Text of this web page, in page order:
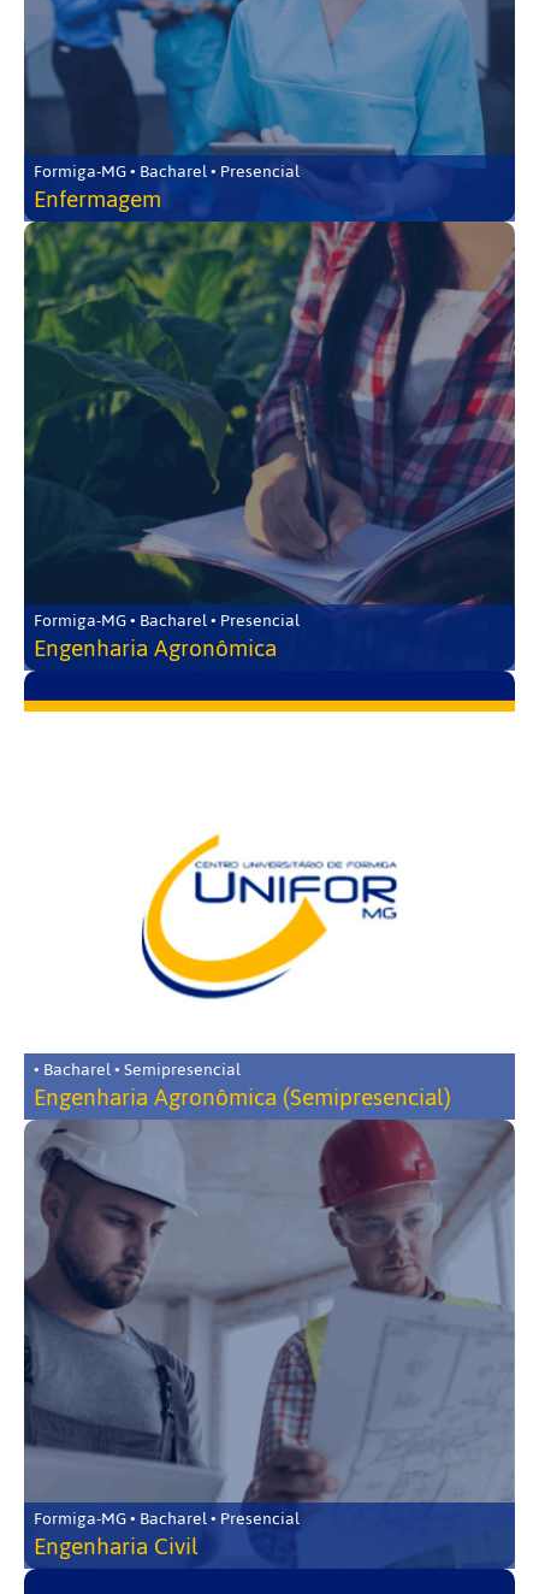
Formiga-MG • Bacharel • Presencial
Enfermagem
Formiga-MG • Bacharel • Presencial
Engenharia Agronômica
• Bacharel • Semipresencial
Engenharia Agronômica (Semipresencial)
Formiga-MG • Bacharel • Presencial
Engenharia Civil